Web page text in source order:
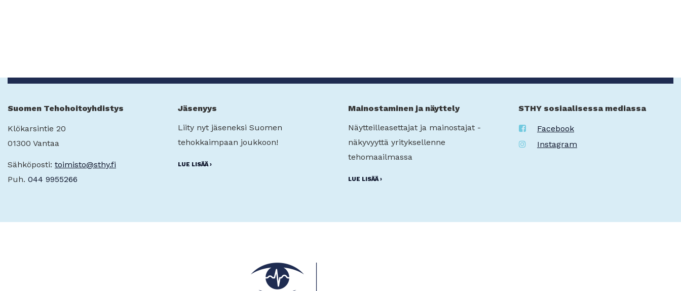
Suomen Tehohoitoyhdistys
Klökarsintie 20
01300 Vantaa
Sähköposti: toimisto@sthy.fi
Puh. 044 9955266
Jäsenyys
Liity nyt jäseneksi Suomen
tehokkaimpaan joukkoon!
LUE LISÄÄ ›
Mainostaminen ja näyttely
Näytteilleasettajat ja mainostajat -
näkyvyyttä yrityksellenne
tehomaailmassa
LUE LISÄÄ ›
STHY sosiaalisessa mediassa
Facebook
Instagram